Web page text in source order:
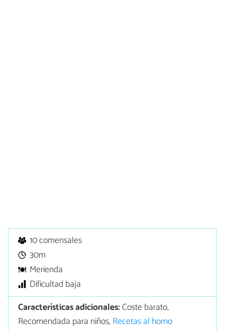
10 comensales
30m
Merienda
Dificultad baja
Características adicionales:Coste barato,
Recomendada para niños,Recetas al horno